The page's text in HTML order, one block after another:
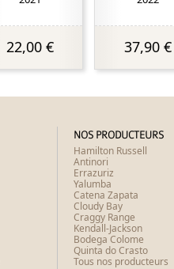
22,00 € 37,90 €
NOS PRODUCTEURS
Hamilton Russell
Antinori
Errazuriz
Yalumba
Catena Zapata
Cloudy Bay
Craggy Range
Kendall-Jackson
Bodega Colome
Quinta do Crasto
Tous nos producteurs